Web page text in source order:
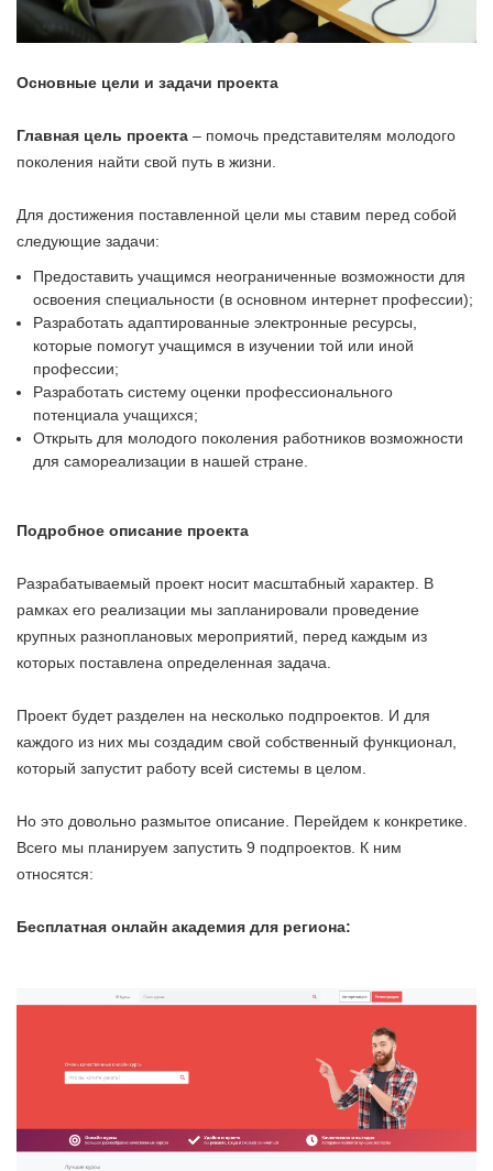
Основные цели и задачи проекта
Главная цель проекта – помочь представителям молодого
поколения найти свой путь в жизни.
Для достижения поставленной цели мы ставим перед собой
следующие задачи:
Предоставить учащимся неограниченные возможности для
освоения специальности (в основном интернет профессии);
Разработать адаптированные электронные ресурсы,
которые помогут учащимся в изучении той или иной
профессии;
Разработать систему оценки профессионального
потенциала учащихся;
Открыть для молодого поколения работников возможности
для самореализации в нашей стране.
Подробное описание проекта
Разрабатываемый проект носит масштабный характер. В
рамках его реализации мы запланировали проведение
крупных разноплановых мероприятий, перед каждым из
которых поставлена определенная задача.
Проект будет разделен на несколько подпроектов. И для
каждого из них мы создадим свой собственный функционал,
который запустит работу всей системы в целом.
Но это довольно размытое описание. Перейдем к конкретике.
Всего мы планируем запустить 9 подпроектов. К ним
относятся:
Бесплатная онлайн академия для региона: